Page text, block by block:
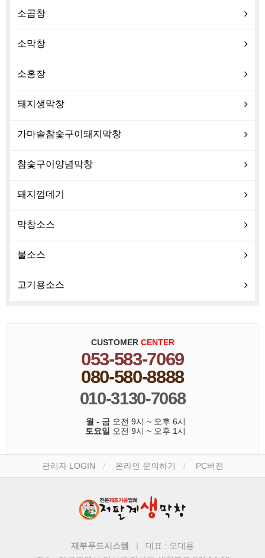
소곱창
소막창
소홍창
돼지생막창
가마솥참숯구이돼지막창
참숯구이양념막창
돼지껍데기
막창소스
불소스
고기용소스
CUSTOMER CENTER
053-583-7069
080-580-8888
010-3130-7068
월 - 금오전 9시 ~ 오후 6시
토요일 오전 9시 ~ 오후 1시
관리자 LOGIN 온라인 문의하기 PC버전
재부푸드시스템
| 대표 : 오대용